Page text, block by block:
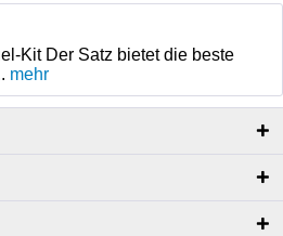
Kit Der Satz bietet die beste
mehr